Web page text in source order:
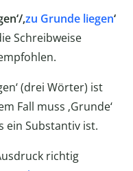
‚zu Grunde liegen‘
Schreibweise
(drei Wörter) ist
Fall muss ‚Grunde‘
ein Substantiv ist.
richtig